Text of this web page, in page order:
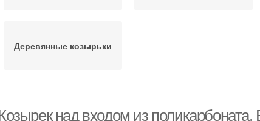
Деревянные козырьки
над входом из